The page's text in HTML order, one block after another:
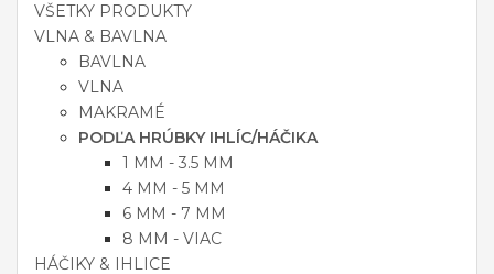
VŠETKY PRODUKTY
VLNA & BAVLNA
BAVLNA
VLNA
MAKRAMÉ
PODĽA HRÚBKY IHLÍC/HÁČIKA
1 MM - 3.5 MM
4 MM - 5 MM
6 MM - 7 MM
8 MM - VIAC
HÁČIKY & IHLICE